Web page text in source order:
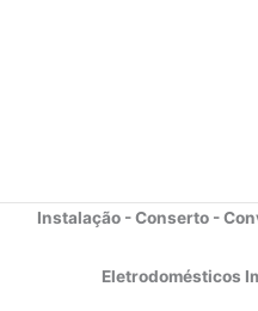
Instalação - Conserto -
Eletrodomésticos